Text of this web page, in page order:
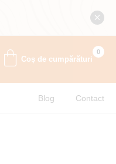
Coș de cumpărături
0
Blog Contact